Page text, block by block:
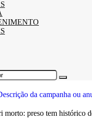
Procurar
morto: preso tem histórico